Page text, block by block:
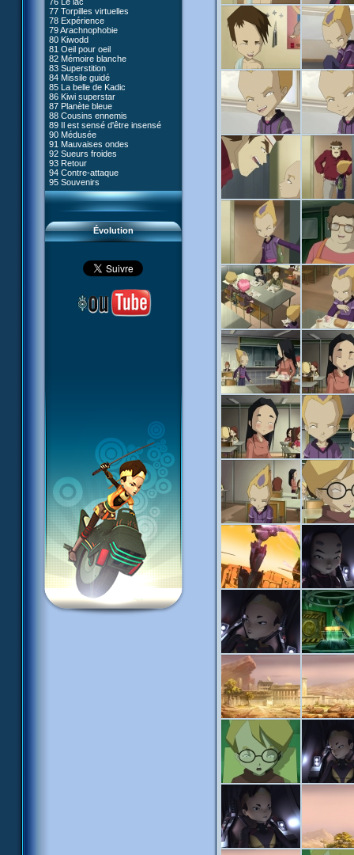
77 Torpilles virtuelles
78 Expérience
79 Arachnophobie
80 Kiwodd
81 Oeil pour oeil
82 Mémoire blanche
83 Superstition
84 Missile guidé
85 La belle de Kadic
86 Kiwi superstar
87 Planète bleue
88 Cousins ennemis
89 Il est sensé d'être insensé
90 Médusée
91 Mauvaises ondes
92 Sueurs froides
93 Retour
94 Contre-attaque
95 Souvenirs
Évolution
#05 - Rivalité
#06 - Soupçons
#07 - Compte-à-rebours
#08 - Virus
#09 - Comment tromper XANA
#10 - Le réveil du guerrier
#11 - Rendez-vous
#12 - Chaos à Kadic
#13 - Vendredi 13
#14 - Intrusion
#15 - Les sans-codes
#16 - Confusion
#17 - Un avenir professionnel
assuré
#18 - Obstination
#19 - Le piège
#20 - Espionnage
#21 - Faux-semblants
#22 - Mutinerie
#23 - Le blues de Jérémie
#24 - Paradoxe temporel
#25 - Hécatombe
#26 - Ultime mission